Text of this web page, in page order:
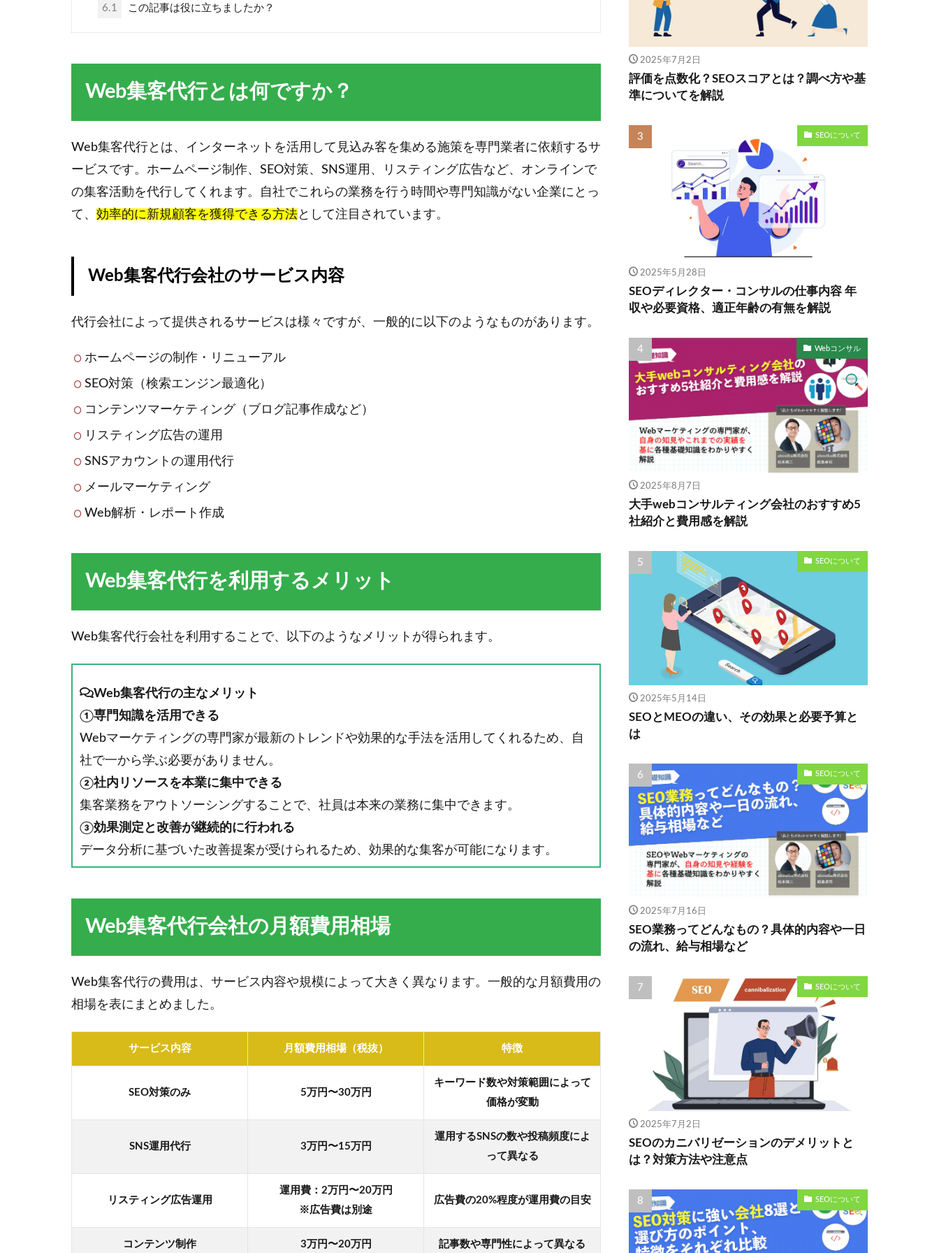
6.1 この記事は役に立ちましたか？
Web集客代行とは何ですか？
Web集客代行とは、インターネットを活用して見込み客を集める施策を専門業者に依頼するサ
ービスです。ホームページ制作、SEO対策、SNS運用、リスティング広告など、オンラインで
の集客活動を代行してくれます。自社でこれらの業務を行う時間や専門知識がない企業にとっ
て、 効率的に新規顧客を獲得できる方法として注目されています。
Web集客代行会社のサービス内容
代行会社によって提供されるサービスは様々ですが、一般的に以下のようなものがあります。
ホームページの制作・リニューアル
SEO対策（検索エンジン最適化）
コンテンツマーケティング（ブログ記事作成など）
リスティング広告の運用
SNSアカウントの運用代行
メールマーケティング
Web解析・レポート作成
Web集客代行を利用するメリット
Web集客代行会社を利用することで、以下のようなメリットが得られます。
Web集客代行の主なメリット
①専門知識を活用できる
Webマーケティングの専門家が最新のトレンドや効果的な手法を活用してくれるため、自
社で一から学ぶ必要がありません。
②社内リソースを本業に集中できる
集客業務をアウトソーシングすることで、社員は本来の業務に集中できます。
③効果測定と改善が継続的に行われる
データ分析に基づいた改善提案が受けられるため、効果的な集客が可能になります。
Web集客代行会社の月額費用相場
Web集客代行の費用は、サービス内容や規模によって大きく異なります。一般的な月額費用の
相場を表にまとめました。
サービス内容 月額費用相場（税抜） 特徴
SEO対策のみ 5万円〜30万円
キーワード数や対策範囲によって
価格が変動
SNS運用代行 3万円〜15万円
運用するSNSの数や投稿頻度によ
って異なる
リスティング広告運用
運用費：2万円〜20万円
※広告費は別途
広告費の20%程度が運用費の目安
コンテンツ制作 3万円〜20万円 記事数や専門性によって異なる
2025年7月2日
評価を点数化？SEOスコアとは？調べ方や基
準についてを解説
SEOについて
2025年5月28日
SEOディレクター・コンサルの仕事内容 年
収や必要資格、適正年齢の有無を解説
Webコンサル
2025年8月7日
大手webコンサルティング会社のおすすめ5
社紹介と費用感を解説
SEOについて
2025年5月14日
SEOとMEOの違い、その効果と必要予算と
は
SEOについて
2025年7月16日
SEO業務ってどんなもの？具体的内容や一日
の流れ、給与相場など
SEOについて
2025年7月2日
SEOのカニバリゼーションのデメリットと
は？対策方法や注意点
SEOについて